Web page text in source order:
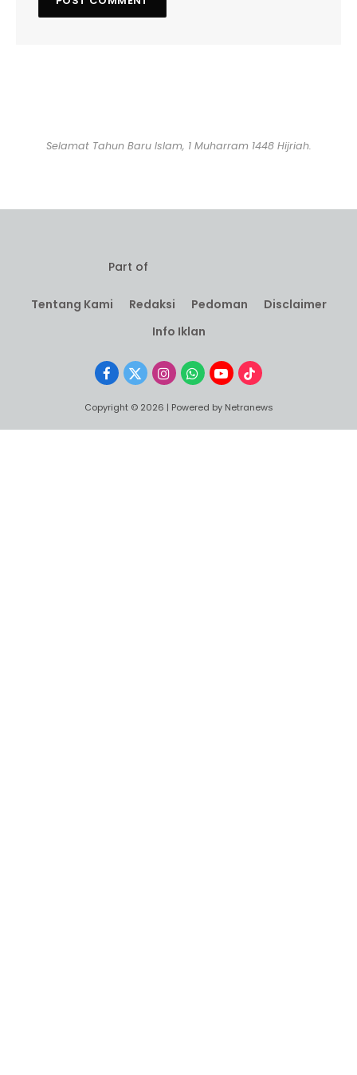
Selamat Tahun Baru Islam, 1 Muharram 1448 Hijriah.
Part of
Tentang Kami Redaksi Pedoman
Disclaimer
Info Iklan
Facebook
X
InstagramWhatsApp
YouTubeTikTok
Copyright © 2026 | Powered by Netranews